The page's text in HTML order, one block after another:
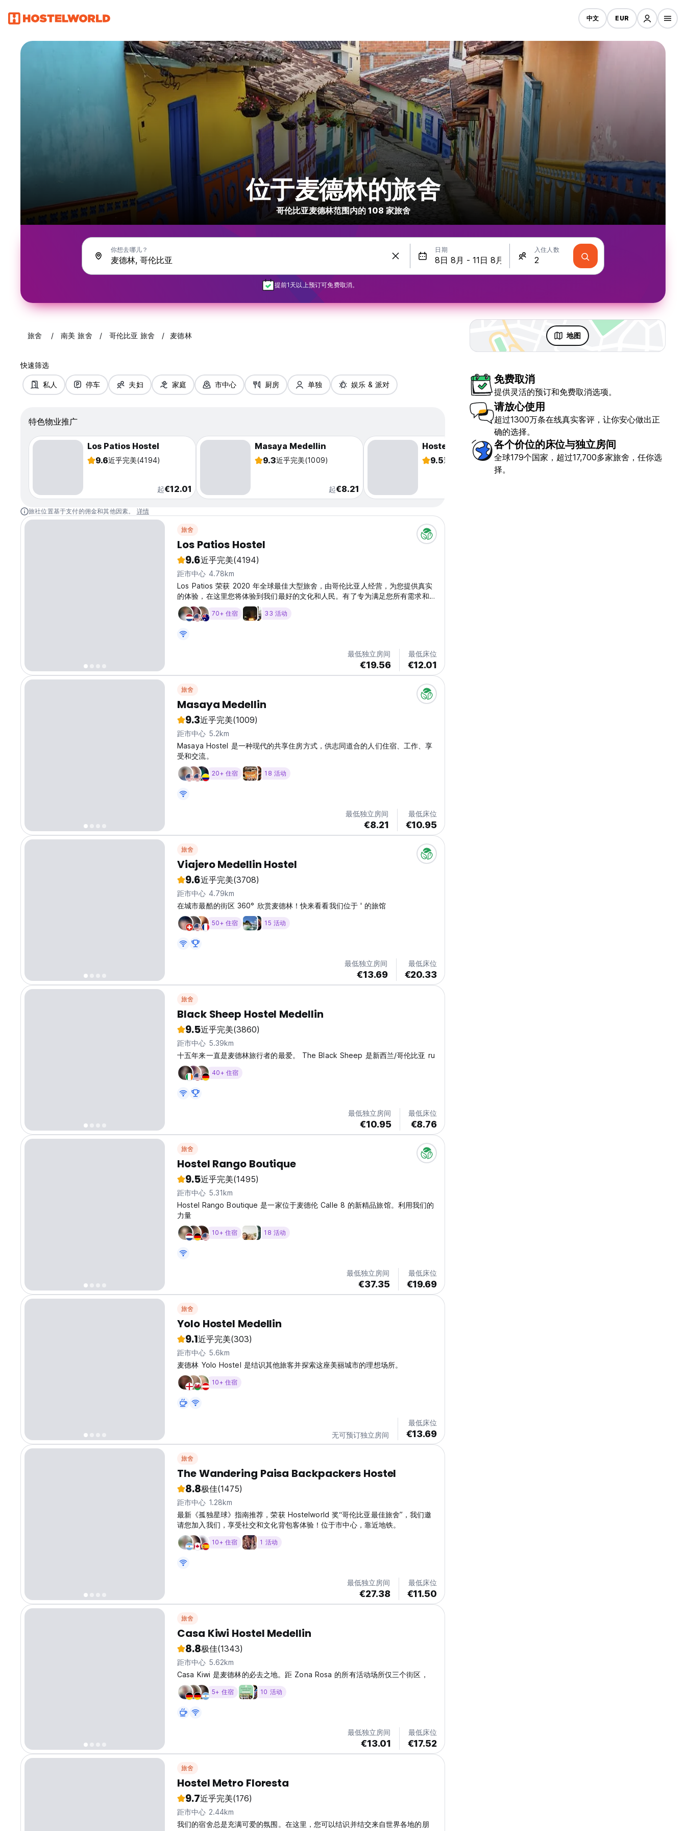
中文 EUR
位于麦德林的旅舍
哥伦比亚麦德林范围内的 108 家旅舍
你想去哪儿？ 日期 入住人数
提前1天以上预订可免费取消。
旅舍 南美 旅舍 哥伦比亚 旅舍 麦德林 地图
快速筛选
私人 停车 夫妇 家庭 市中心 厨房 单独 娱乐 & 派对
特色物业推广
Los Patios Hostel
9.6近乎完美(4194)
起€12.01
Masaya Medellin
9.3近乎完美(1009)
起€8.21
Hostel Rango Boutique
9.5近乎完美 (1495)
旅社位置基于支付的佣金和其他因素。 详情
旅舍
Los Patios Hostel
9.6近乎完美(4194)
距市中心 4.78km
Los Patios 荣获 2020 年全球最佳大型旅舍，由哥伦比亚人经营，为您提供真实
的体验，在这里您将体验到我们最好的文化和人民。有了专为满足您所有需求和愿
望而设计的设置，您将很难不身临其境。 在这两座建筑中，我们为您提供了可以
自由创造、放松、玩耍、学习、锻炼、分享、梦想和启发的氛围。现代化的私人客
个休闲婴儿床、屋顶游泳池、联合办公间、健身房、顶级厨房、咖啡厅、两个可欣
赏迷人景色的屋顶酒吧、有机花园、日光浴平台、西班牙语学校、萨尔萨学院、旅
游办公室，提供人迹罕至的旅程、乒乓球桌、台球桌、迷你足球桌、PS4，以及大
量免费活动：一个多元文化中心，您可以在这里提升您在我们国家的体验。...
70+ 住宿 33 活动
最低独立房间
€19.56
最低床位
€12.01
旅舍
Masaya Medellin
9.3近乎完美(1009)
距市中心 5.2km
Masaya Hostel 是一种现代的共享住房方式，供志同道合的人们住宿、工作、享
受和交流。
20+ 住宿 18 活动
最低独立房间
€8.21
最低床位
€10.95
旅舍
Viajero Medellin Hostel
9.6近乎完美(3708)
距市中心 4.79km
在城市最酷的街区 360° 欣赏麦德林！快来看看我们位于 ' 的旅馆
50+ 住宿 15 活动
最低独立房间
€13.69
最低床位
€20.33
旅舍
Black Sheep Hostel Medellin
9.5近乎完美(3860)
距市中心 5.39km
十五年来一直是麦德林旅行者的最爱。 The Black Sheep 是新西兰/哥伦比亚 ru
40+ 住宿
最低独立房间
€10.95
最低床位
€8.76
旅舍
Hostel Rango Boutique
9.5近乎完美(1495)
距市中心 5.31km
Hostel Rango Boutique 是一家位于麦德伦 Calle 8 的新精品旅馆。利用我们的
力量
10+ 住宿 18 活动
最低独立房间
€37.35
最低床位
€19.69
旅舍
Yolo Hostel Medellin
9.1近乎完美(303)
距市中心 5.6km
麦德林 Yolo Hostel 是结识其他旅客并探索这座美丽城市的理想场所。
10+ 住宿
无可预订独立房间
最低床位
€13.69
旅舍
The Wandering Paisa Backpackers Hostel
8.8极佳(1475)
距市中心 1.28km
最新《孤独星球》指南推荐，荣获 Hostelworld 奖“哥伦比亚最佳旅舍”，我们邀
请您加入我们，享受社交和文化背包客体验！位于市中心，靠近地铁。
10+ 住宿 1 活动
最低独立房间
€27.38
最低床位
€11.50
旅舍
Casa Kiwi Hostel Medellin
8.8极佳(1343)
距市中心 5.62km
Casa Kiwi 是麦德林的必去之地。距 Zona Rosa 的所有活动场所仅三个街区，
5+ 住宿 10 活动
最低独立房间
€13.01
最低床位
€17.52
旅舍
Hostel Metro Floresta
9.7近乎完美(176)
距市中心 2.44km
我们的宿舍总是充满可爱的氛围。在这里，您可以结识并结交来自世界各地的朋
免费取消
提供灵活的预订和免费取消选项。
请放心使用
超过1300万条在线真实客评，让你安心做出正
确的选择。
各个价位的床位与独立房间
全球179个国家，超过17,700多家旅舍，任你选
择。